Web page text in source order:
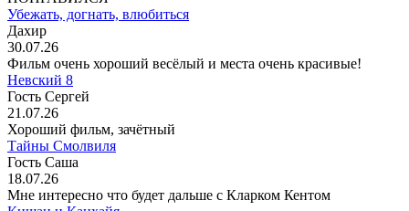
Убежать, догнать, влюбиться
Дахир
30.07.26
Фильм очень хороший весёлый и места очень красивые!
Невский 8
Гость Сергей
21.07.26
Хороший фильм, зачётный
Тайны Смолвиля
Гость Саша
18.07.26
Мне интересно что будет дальше с Кларком Кентом